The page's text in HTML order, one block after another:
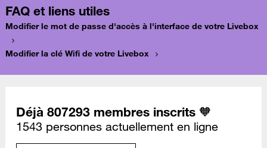
FAQ et liens utiles
Modifier le mot de passe d'accès à l'interface de votre Livebox
Modifier la clé Wifi de votre Livebox
Déjà 807293 membres inscrits 🧡
1543 personnes actuellement en ligne